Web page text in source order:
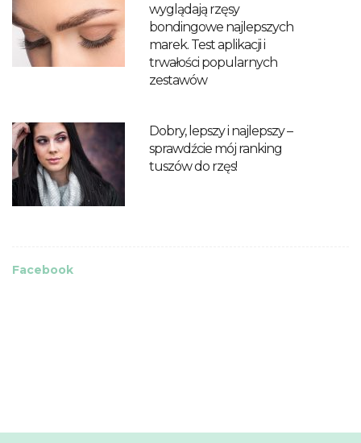
wyglądają rzęsy
bondingowe najlepszych
marek. Test aplikacji i
trwałości popularnych
zestawów
Dobry, lepszy i najlepszy –
sprawdźcie mój ranking
tuszów do rzęs!
Facebook